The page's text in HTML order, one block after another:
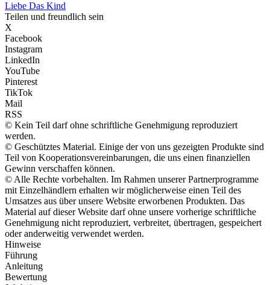
Liebe Das Kind
Teilen und freundlich sein
X
Facebook
Instagram
LinkedIn
YouTube
Pinterest
TikTok
Mail
RSS
© Kein Teil darf ohne schriftliche Genehmigung reproduziert
werden.
© Geschütztes Material. Einige der von uns gezeigten Produkte sind
Teil von Kooperationsvereinbarungen, die uns einen finanziellen
Gewinn verschaffen können.
© Alle Rechte vorbehalten. Im Rahmen unserer Partnerprogramme
mit Einzelhändlern erhalten wir möglicherweise einen Teil des
Umsatzes aus über unsere Website erworbenen Produkten. Das
Material auf dieser Website darf ohne unsere vorherige schriftliche
Genehmigung nicht reproduziert, verbreitet, übertragen, gespeichert
oder anderweitig verwendet werden.
Hinweise
Führung
Anleitung
Bewertung